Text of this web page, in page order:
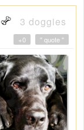
3 doggies
" quote "
+0